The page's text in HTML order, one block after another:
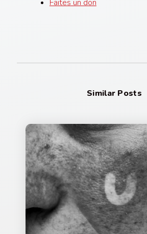
Faites un don
Similar Posts